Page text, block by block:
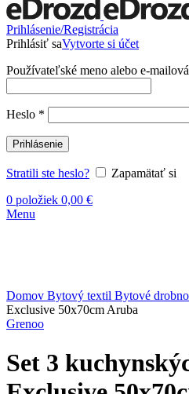
Prihlásenie/Registrácia
Prihlásiť saVytvorte si účet
Používateľské meno alebo e-
Heslo *
Prihlásenie
Stratili ste heslo?
Zapamätať si
0 položiek 0,00 €
Menu
Domov Bytový textil Bytové
Exclusive 50x70cm Aruba
Grenoo
Set 3